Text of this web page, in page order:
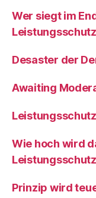
Wer siegt im
Desaster der
Awaiting
Wie hoch wird
Prinzip wird